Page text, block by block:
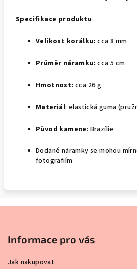
Specifikace produktu
Velikost korálku: cca 8 mm
Průměr náramku: cca 5 cm
Hmotnost: cca 26 g
Materiál: elastická guma
Původ kamene: Brazílie
Dodané náramky se mohou
fotografiím
Informace pro vás
Jak nakupovat